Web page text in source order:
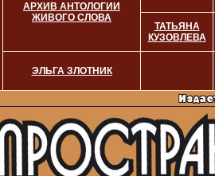
АРХИВ АНТОЛОГИИ
ЖИВОГО СЛОВА
ТАТЬЯНА
КУЗОВЛЕВА
ЭЛЬГА ЗЛОТНИК